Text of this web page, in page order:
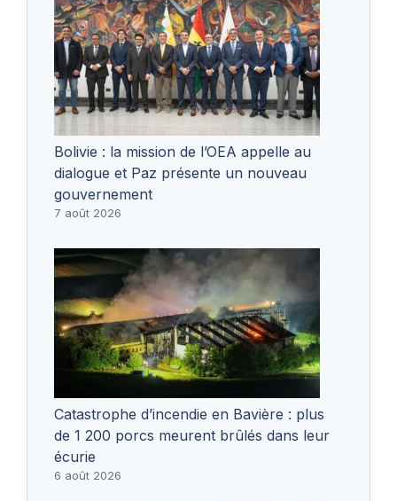
Bolivie : la mission de l’OEA appelle au
dialogue et Paz présente un nouveau
gouvernement
7 août 2026
Catastrophe d’incendie en Bavière : plus
de 1 200 porcs meurent brûlés dans leur
écurie
6 août 2026